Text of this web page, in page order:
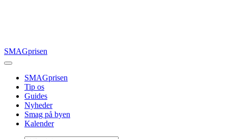
SMAGprisen
SMAGprisen
Tip os
Guides
Nyheder
Smag på byen
Kalender